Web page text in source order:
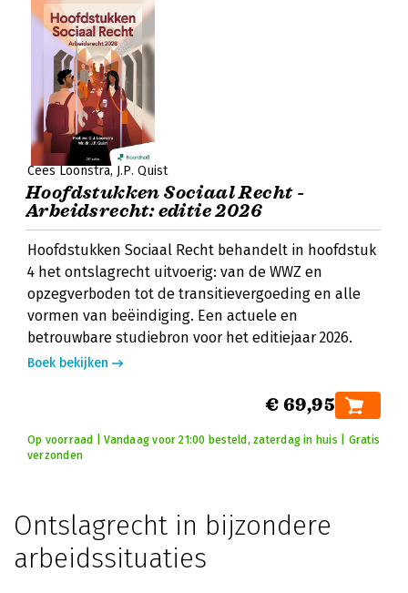
Cees Loonstra J.P. Quist
Hoofdstukken Sociaal Recht -
Arbeidsrecht: editie 2026
Hoofdstukken Sociaal Recht behandelt in hoofdstuk
4 het ontslagrecht uitvoerig: van de WWZ en
opzegverboden tot de transitievergoeding en alle
vormen van beëindiging. Een actuele en
betrouwbare studiebron voor het editiejaar 2026.
Boek bekijken
€ 69,95
Op voorraad | Vandaag voor 21:00 besteld, zaterdag in huis | Gratis
verzonden
Ontslagrecht in bijzondere
arbeidssituaties